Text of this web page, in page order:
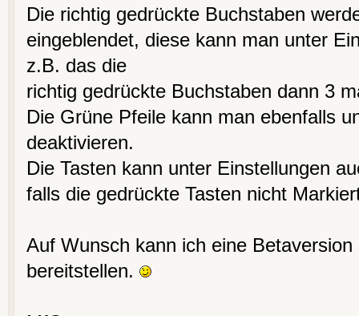
Die richtig gedrückte Buchstaben
eingeblendet, diese kann man unter
z.B. das die
richtig gedrückte Buchstaben dann 3
Die Grüne Pfeile kann man ebenfalls
deaktivieren.
Die Tasten kann unter Einstellungen
falls die gedrückte Tasten nicht
Auf Wunsch kann ich eine
bereitstellen.